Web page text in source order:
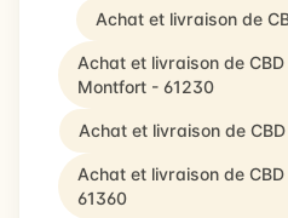
Achat et livraison de
Achat et livraison de
Montfort - 61230
Achat et livraison de
Achat et livraison de
61360